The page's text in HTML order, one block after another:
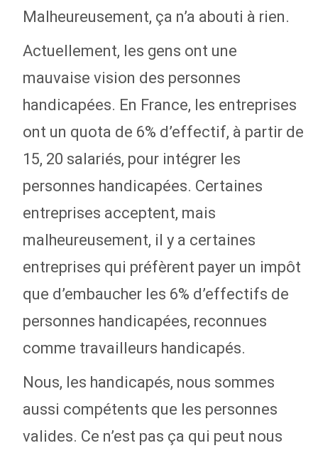
Malheureusement, ça n’a abouti à rien.
Actuellement, les gens ont une
mauvaise vision des personnes
handicapées. En France, les entreprises
ont un quota de 6% d’effectif, à partir de
15, 20 salariés, pour intégrer les
personnes handicapées. Certaines
entreprises acceptent, mais
malheureusement, il y a certaines
entreprises qui préfèrent payer un impôt
que d’embaucher les 6% d’effectifs de
personnes handicapées, reconnues
comme travailleurs handicapés.
Nous, les handicapés, nous sommes
aussi compétents que les personnes
valides. Ce n’est pas ça qui peut nous